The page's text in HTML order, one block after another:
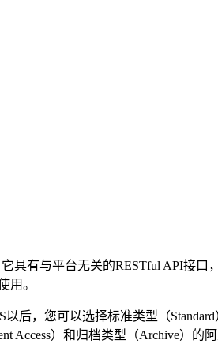
具有与平台无关的RESTful API接口
用。
后，您可以选择标准类型（
Access）和归档类型（Archive）的